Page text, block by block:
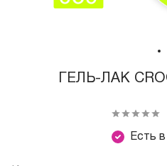
ГЕЛЬ-ЛАК
Есть в